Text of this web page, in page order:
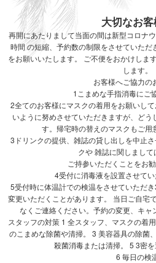
大切なお
再開にあたりまして当面の間は新型コロナ
時間 の短縮、予約数の制限をさせていた
をお願いいたします。 ご不便をおかけしま
します。
お客様へご協力の
1こまめな手指消毒にご
2全てのお客様にマスクの着用をお願いし
いように努めさせていただきますが、どう
す。帰宅時の替えのマスクもご用
3ドリンクの提供、雑誌の貸し出しを中止
クや 雑誌に関しまし
ご持参いただくことをお勧
4受付に消毒液を設置させてい
5受付時に体温計での検温をさせていただ
変更いただくことがあります。 当日ご自宅
なくご連絡ください。予約の変更、キャ
スタッフの対策 1 全スタッフ、マスクの着
のこまめな除菌や清掃。 3 美容器具の除菌
殺菌消毒または清掃。 5 3密を
6 毎日の検